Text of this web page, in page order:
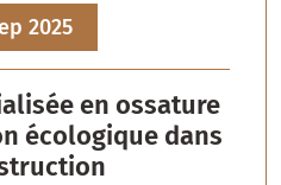
2025
en ossature
écologique dans